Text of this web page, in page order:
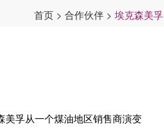
首页 > 合作伙伴 > 埃克森美孚
美孚从一个煤油地区销售商演变